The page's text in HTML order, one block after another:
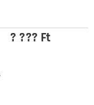
? ??? Ft